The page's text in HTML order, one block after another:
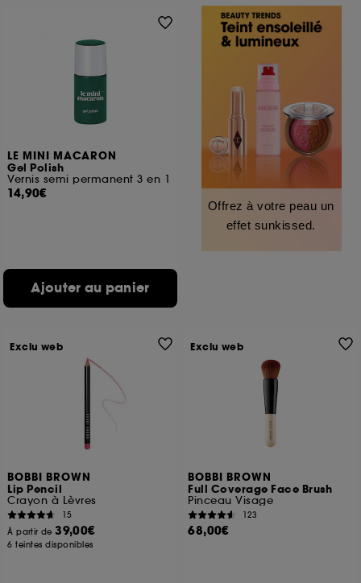
LE MINI MACARON
Gel Polish
Vernis semi permanent 3 en 1
14,90€
Ajouter au panier
Offrez à votre peau un
effet sunkissed.
BOBBI BROWN
Lip Pencil
Crayon à Lèvres
15
À partir de39,00€
6 teintes disponibles
Exclu web
BOBBI BROWN
Full Coverage Face Brush
Pinceau Visage
123
68,00€
Exclu web